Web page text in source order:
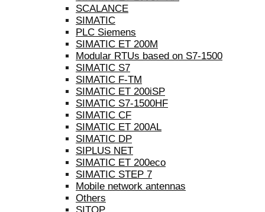
SCALANCE
SIMATIC
PLC Siemens
SIMATIC ET 200M
Modular RTUs based on S7-1500
SIMATIC S7
SIMATIC F-TM
SIMATIC ET 200iSP
SIMATIC S7-1500HF
SIMATIC CF
SIMATIC ET 200AL
SIMATIC DP
SIPLUS NET
SIMATIC ET 200eco
SIMATIC STEP 7
Mobile network antennas
Others